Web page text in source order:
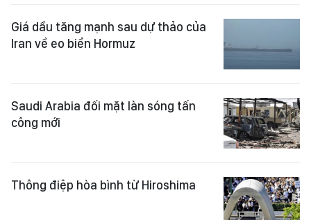
Giá dầu tăng mạnh sau dự thảo của
Iran về eo biển Hormuz
Saudi Arabia đối mặt làn sóng tấn
công mới
Thông điệp hòa bình từ Hiroshima